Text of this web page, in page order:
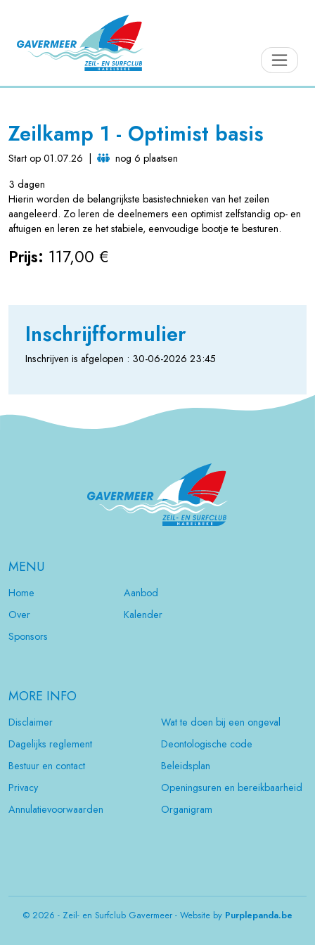
Zeilkamp 1 - Optimist basis
Start op 01.07.26
nog 6 plaatsen
3 dagen
Hierin worden de belangrijkste basistechnieken van het zeilen
aangeleerd. Zo leren de deelnemers een optimist zelfstandig op- en
aftuigen en leren ze het stabiele, eenvoudige bootje te besturen.
Prijs: 117,00 €
Inschrijfformulier
Inschrijven is afgelopen : 30-06-2026 23:45
MENU
Home
Aanbod
Over
Kalender
Sponsors
MORE INFO
Disclaimer
Wat te doen bij een ongeval
Dagelijks reglement
Deontologische code
Bestuur en contact
Beleidsplan
Privacy
Openingsuren en bereikbaarheid
Annulatievoorwaarden
Organigram
© 2026 - Zeil- en Surfclub Gavermeer - Website by Purplepanda.be